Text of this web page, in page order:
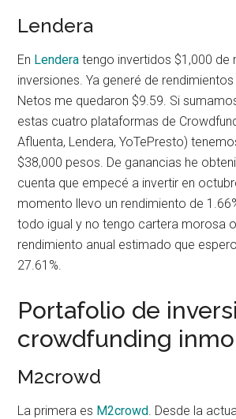
Lendera
En Lenderatengo invertidos $1,000 de
inversiones. Ya generé de rendimientos
Netos me quedaron $9.59. Si
estas cuatro plataformas de
Afluenta, Lendera, YoTePresto)
$38,000 pesos. De ganancias he
cuenta que empecé a invertir en
momento llevo un rendimiento de
todo igual y no tengo cartera morosa
rendimiento anual estimado que
27.61%.
Portafolio de
crowdfunding
M2crowd
La primera es M2crowd . Desde la